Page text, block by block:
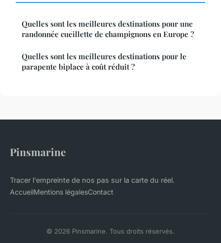
Quelles sont les meilleures destinations pour une
randonnée cueillette de champignons en Europe ?
Quelles sont les meilleures destinations pour le
parapente biplace à coût réduit ?
Pinsmarine
Tracer l'empreinte de nos pas sur la carte du réel.
AccueilMentions légalesContact
© 2026 Pinsmarine. Tous droits réservés.